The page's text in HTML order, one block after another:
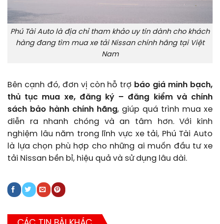
Phú Tài Auto là địa chỉ tham khảo uy tín dành cho khách
hàng đang tìm mua xe tải Nissan chính hãng tại Việt
Nam
Bên cạnh đó, đơn vị còn hỗ trợ báo giá minh bạch,
thủ tục mua xe, đăng ký – đăng kiểm và chính
sách bảo hành chính hãng, giúp quá trình mua xe
diễn ra nhanh chóng và an tâm hơn. Với kinh
nghiệm lâu năm trong lĩnh vực xe tải, Phú Tài Auto
là lựa chọn phù hợp cho những ai muốn đầu tư xe
tải Nissan bền bỉ, hiệu quả và sử dụng lâu dài.